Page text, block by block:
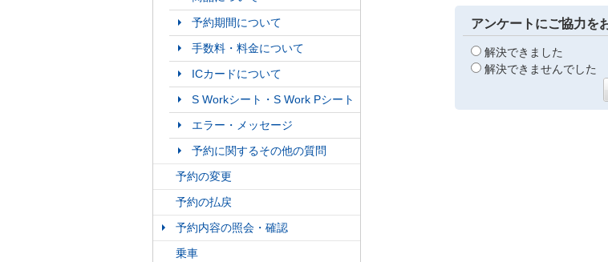
予約期間について
手数料・料金について
ICカードについて
S Workシート・S Work Pシート
エラー・メッセージ
予約に関するその他の質問
予約の変更
予約の払戻
予約内容の照会・確認
乗車
アンケートにご協力を
解決できました
解決できませんでした